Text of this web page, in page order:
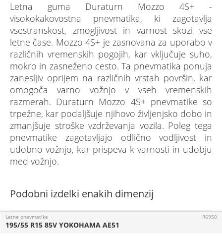
Letna guma Duraturn Mozzo 4S+ -
visokokakovostna pnevmatika, ki zagotavlja
vsestranskost, zmogljivost in varnost skozi vse
letne čase. Mozzo 4S+ je zasnovana za uporabo v
različnih vremenskih pogojih, kar vključuje suho,
mokro in zasneženo cesto. Ta pnevmatika ponuja
zanesljiv oprijem na različnih vrstah površin, kar
omogoča varno vožnjo v vseh vremenskih
razmerah. Duraturn Mozzo 4S+ pnevmatike so
trpežne, kar podaljšuje njihovo življenjsko dobo in
zmanjšuje stroške vzdrževanja vozila. Poleg tega
pnevmatike zagotavljajo odlično vodljivost in
udobno vožnjo, kar prispeva k varnosti in udobju
med vožnjo.
Podobni izdelki enakih dimenzij
Letne pnevmatike
195/55 R15 85V YOKOHAMA AE51
R6950